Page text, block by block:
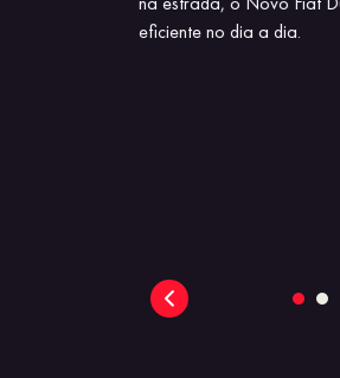
eficiente no dia a dia.